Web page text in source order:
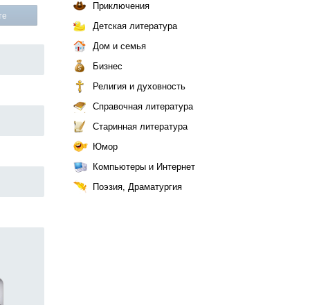
Приключения
Детская литература
Дом и семья
Бизнес
Религия и духовность
Справочная литература
Старинная литература
Юмор
Компьютеры и Интернет
Поэзия, Драматургия